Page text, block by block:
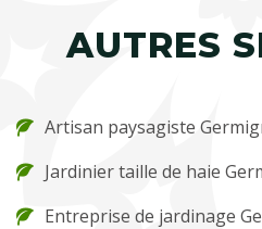
AUTRES
Artisan paysagiste
Jardinier taille de haie
Entreprise de jardinage